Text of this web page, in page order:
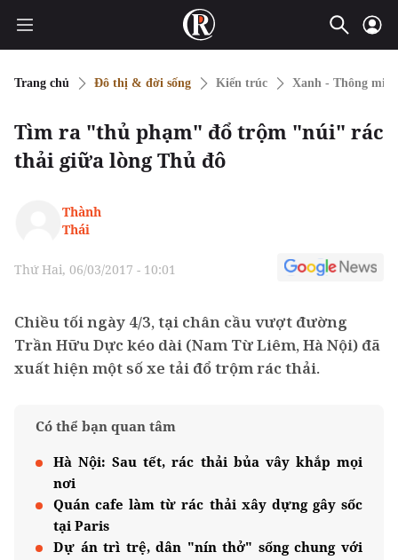
Trang chủ Đô thị & đời sống Kiến trúc Xanh - Thông
Tìm ra "thủ phạm" đổ trộm "núi" rác
thải giữa lòng Thủ đô
Thành
Thái
Thứ Hai, 06/03/2017 - 10:01
Chiều tối ngày 4/3, tại chân cầu vượt đường
Trần Hữu Dực kéo dài (Nam Từ Liêm, Hà Nội) đã
xuất hiện một số xe tải đổ trộm rác thải.
Có thể bạn quan tâm
Hà Nội: Sau tết, rác thải bủa vây khắp mọi
nơi
Quán cafe làm từ rác thải xây dựng gây sốc
tại Paris
Dự án trì trệ, dân "nín thở" sống chung với